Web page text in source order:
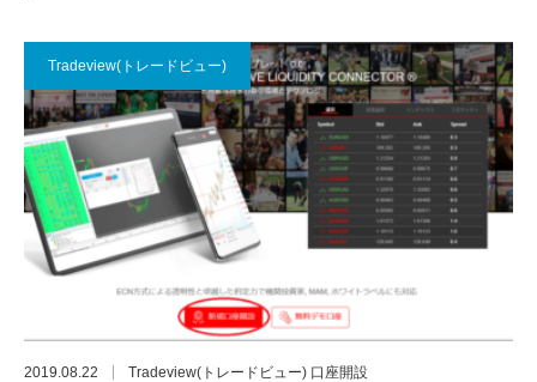
Tradeview(トレードビュー)
2019.08.22 Tradeview(トレードビュー) 口座開設